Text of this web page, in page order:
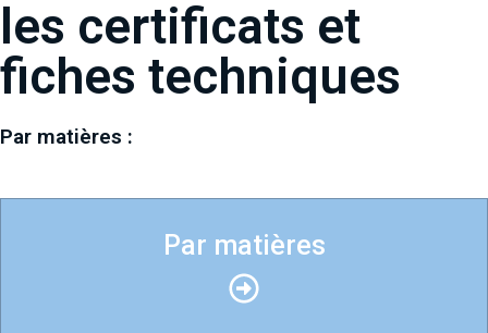
les certificats et
fiches techniques
Par matières :
Par matières